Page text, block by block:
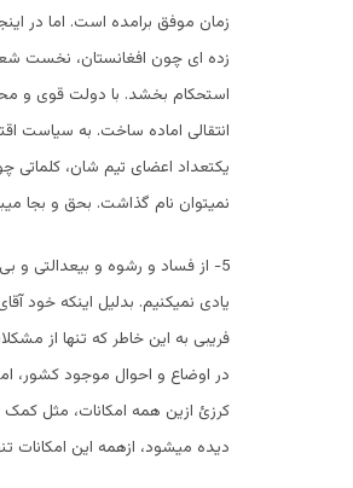
زمان موفق برامده است. اما در
زده ای چون افغانستان، نخست
استحکام بخشد. با دولت قوی و
انتقالی اماده ساخت. به سیاست
یکتعداد اعضای تیم شان،
نمیتوان نام گذاشت. بحق و بجا
5- از فساد و رشوه و بیعدالتی و
یادی نمیکنیم. بدلیل اینکه خود
فریبی به این خاطر که تنها از
در اوضاع و احوال موجود کشور،
کرزئ ازین همه امکانات، مثل
دیده میشود، ازهمه این